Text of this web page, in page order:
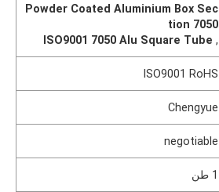
Powder Coated Aluminium Box Sec
tion 7050
,
ISO9001 7050 Alu Square Tube
ISO9001 RoHS
Chengyue
negotiable
1 طن